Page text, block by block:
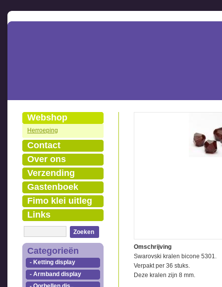
Webshop
Herroeping
Contact
Over ons
Verzending
Gastenboek
Fimo klei uitleg
Links
Zoeken
Categorieën
- Ketting display
- Armband display
Omschrijving
Swarovski kralen bicone 5301.
Verpakt per 36 stuks.
Deze kralen zijn 8 mm.